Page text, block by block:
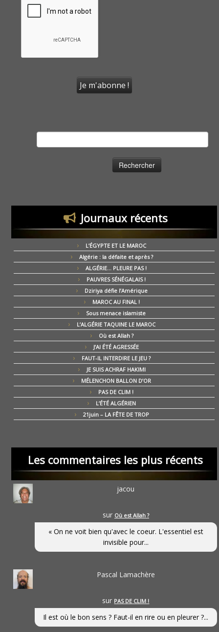
Journaux récents
L’ÉGYPTE ET LE MAROC
Algérie : la défaite et après ?
ALGÉRIE… PLEURE PAS !
PAUVRES SÉNÉGALAIS !
Dziriya défie l’Amérique
MAROC AU FINAL !
Sous menace islamiste
L’ALGÉRIE TAQUINE LE MAROC
Où est Allah ?
J’AI ÉTÉ AGRESSÉE
FAUT-IL INTERDIRE LE JEU ?
JE SUIS ACHRAF HAKIMI
MÉLENCHON BALLON D’OR
PAS DE CLIM !
L’ÉTÉ ALGÉRIEN
21juin – LA FÊTE DE TROP
Les commentaires les plus récents
jacou
sur Où est Allah ?
« On ne voit bien qu'avec le coeur. L'essentiel est
invisible pour...
Pascal Lamachère
sur PAS DE CLIM !
Il est où le bon sens ? Faut-il en rire ou en pleurer ?...